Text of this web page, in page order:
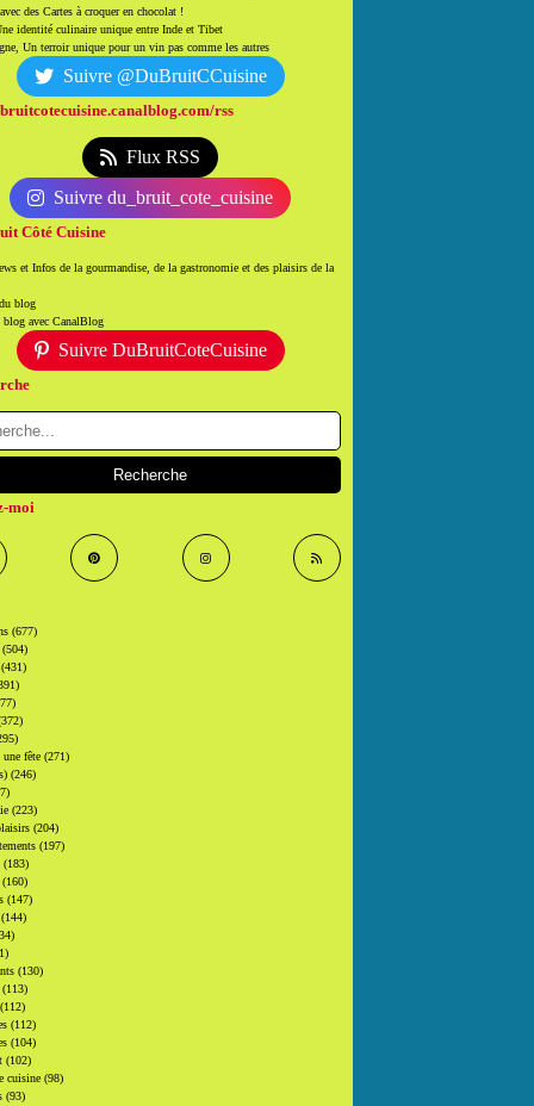
des Cartes à croquer en chocolat !
identité culinaire unique entre Inde et Tibet
Un terroir unique pour un vin pas comme les autres
Suivre @DuBruitCCuisine
rss
Flux RSS
Suivre du_bruit_cote_cuisine
Côté Cuisine
et Infos de la gourmandise, de la gastronomie et des plaisirs de la
blog
blog avec CanalBlog
Suivre DuBruitCoteCuisine
moi
(677)
(504)
(431)
une fête (271)
(246)
(223)
(204)
(197)
(183)
(160)
(147)
(144)
(130)
(113)
(112)
(112)
(104)
(102)
cuisine (98)
(93)